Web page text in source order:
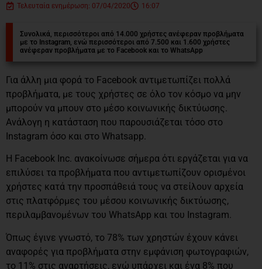
Τελευταία ενημέρωση: 07/04/2020 16:07
Συνολικά, περισσότεροι από 14.000 χρήστες ανέφεραν προβλήματα
με το Instagram, ενώ περισσότεροι από 7.500 και 1.600 χρήστες
ανέφεραν προβλήματα με το Facebook και το WhatsApp
Για άλλη μια φορά το Facebook αντιμετωπίζει πολλά
προβλήματα, με τους χρήστες σε όλο τον κόσμο να μην
μπορούν να μπουν στο μέσο κοινωνικής δικτύωσης.
Ανάλογη η κατάσταση που παρουσιάζεται τόσο στο
Instagram όσο και στο Whatsapp.
H Facebook Inc. ανακοίνωσε σήμερα ότι εργάζεται για να
επιλύσει τα προβλήματα που αντιμετωπίζουν ορισμένοι
χρήστες κατά την προσπάθειά τους να στείλουν αρχεία
στις πλατφόρμες του μέσου κοινωνικής δικτύωσης,
περιλαμβανομένων του WhatsApp και του Instagram.
Όπως έγινε γνωστό, το 78% των χρηστών έχουν κάνει
αναφορές για προβλήματα στην εμφάνιση φωτογραφιών,
το 11% στις αναρτήσεις, ενώ υπάρχει και ένα 8% που